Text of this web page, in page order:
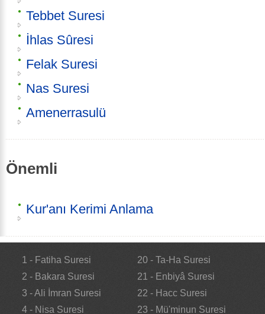
Tebbet Suresi
İhlas Sûresi
Felak Suresi
Nas Suresi
Amenerrasulü
Önemli
Kur'anı Kerimi Anlama
1 - Fatiha Suresi
2 - Bakara Suresi
3 - Ali İmran Suresi
4 - Nisa Suresi
20 - Ta-Ha Suresi
21 - Enbiyâ Suresi
22 - Hacc Suresi
23 - Mü'minun Suresi